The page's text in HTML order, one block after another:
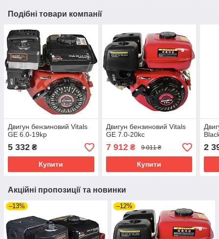
Подібні товари компанії
Двигун бензиновий Vitals
GE 6.0-19kp
5 332 ₴
Купити
Двигун бензиновий Vitals
GE 7.0-20kc
7 912₴ 9 011 ₴
Купити
2
Акційні пропозиції та новинки
–13% –12%